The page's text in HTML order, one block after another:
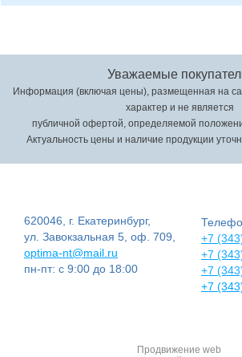
Уважаемые
Информация (включая цены), размещенная на
характер и не является
публичной офертой, определяемой
Актуальность цены и наличие продукции
620046, г. Екатеринбург,
ул. Завокзальная 5, оф. 709,
optima-nt@mail.ru
пн-пт: с 9:00 до 18:00
+7
+7
+7
+7
Продвижение web